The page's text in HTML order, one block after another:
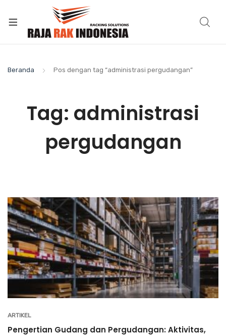
Beranda Pos dengan tag “administrasi pergudangan”
Tag: administrasi
pergudangan
ARTIKEL
Pengertian Gudang dan Pergudangan: Aktivitas,